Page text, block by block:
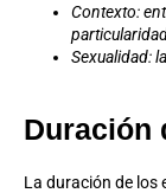
Contexto:
Sexualidad:
Duración
La duración de los